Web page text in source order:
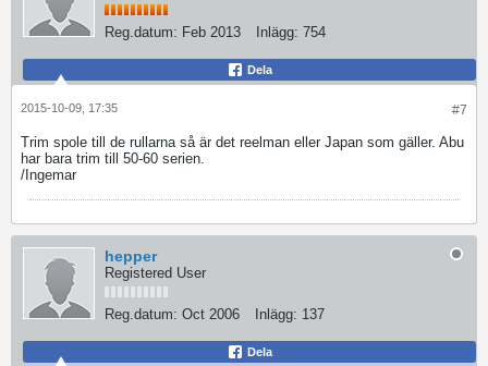
Reg.datum: Feb 2013 Inlägg: 754
Dela
#7
2015-10-09, 17:35
Trim spole till de rullarna så är det reelman eller Japan som gäller. Abu
har bara trim till 50-60 serien.
/Ingemar
hepper
Registered User
Reg.datum: Oct 2006 Inlägg: 137
Dela